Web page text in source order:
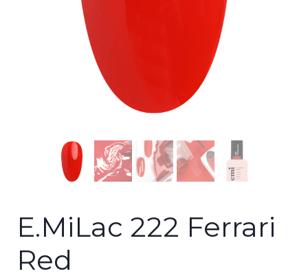
E.MiLac 222 Ferrari
Red